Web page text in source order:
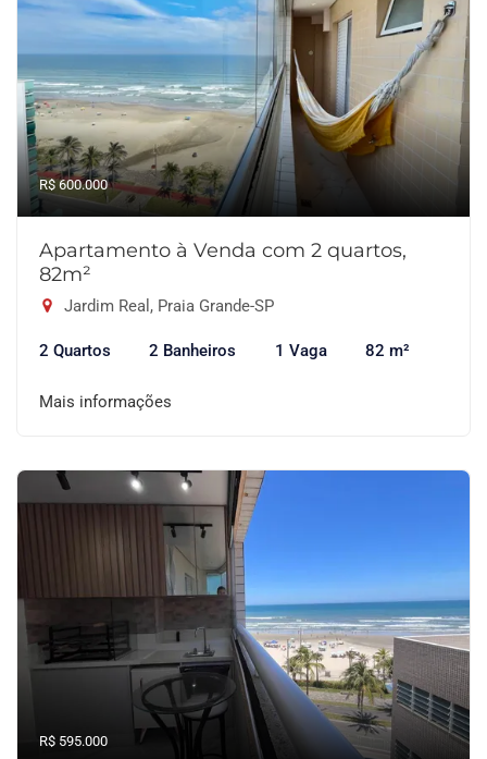
R$ 600.000
Apartamento à Venda com 2 quartos,
82m²
Jardim Real, Praia Grande-SP
2 Quartos 2 Banheiros 1 Vaga 82 m²
Mais informações
R$ 595.000